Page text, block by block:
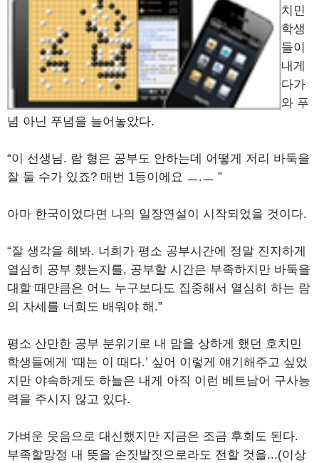
치민
학생
들이
내게
다가
와 푸
념 아닌 푸념을 늘어놓았다.
“이 선생님. 람 형은 공부도 안하는데 어떻게 저리 바둑을
잘 둘 수가 있죠? 매번 1등이에요 ㅡ.ㅡ ”
아마 한국이었다면 나의 일장연설이 시작되었을 것이다.
“잘 생각을 해봐. 너희가 평소 공부시간에 정말 진지하게
열심히 공부 했는지를, 공부할 시간은 부족하지만 바둑을
대할 때만큼은 어느 누구보다도 집중해서 열심히 하는 람
의 자세를 너희도 배워야 해.”
평소 산만한 공부 분위기로 내 맘을 상하게 했던 호치민
학생들에게 ‘때는 이 때다.’ 싶어 이렇게 얘기해주고 싶었
지만 야속하게도 하늘은 내게 아직 이런 베트남어 구사능
력을 주시지 않고 있다.
가벼운 웃음으로 대신했지만 지금은 조금 후회도 된다.
부족할망정 내 뜻을 손짓발짓으로라도 전할 것을...(이상